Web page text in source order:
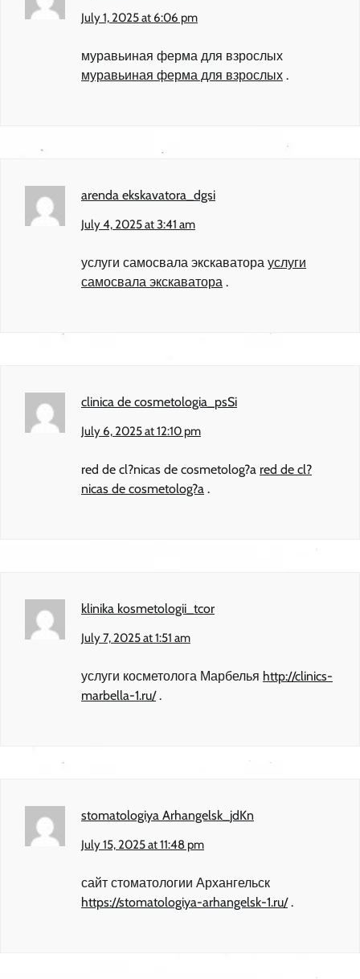
July 1, 2025 at 6:06 pm
муравьиная ферма для взрослых
муравьиная ферма для взрослых .
arenda ekskavatora_dgsi
July 4, 2025 at 3:41 am
услуги самосвала экскаватора услуги
самосвала экскаватора .
clinica de cosmetologia_psSi
July 6, 2025 at 12:10 pm
red de cl?nicas de cosmetolog?a red de cl?
nicas de cosmetolog?a .
klinika kosmetologii_tcor
July 7, 2025 at 1:51 am
услуги косметолога Марбелья http://clinics-
marbella-1.ru/.
stomatologiya Arhangelsk_jdKn
July 15, 2025 at 11:48 pm
сайт стоматологии Архангельск
https://stomatologiya-arhangelsk-1.ru/.